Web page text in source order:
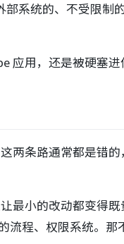
系统的、不受限制
应用，还是被硬塞
两条路通常都是错
小的改动都变得既
程、权限系统。那